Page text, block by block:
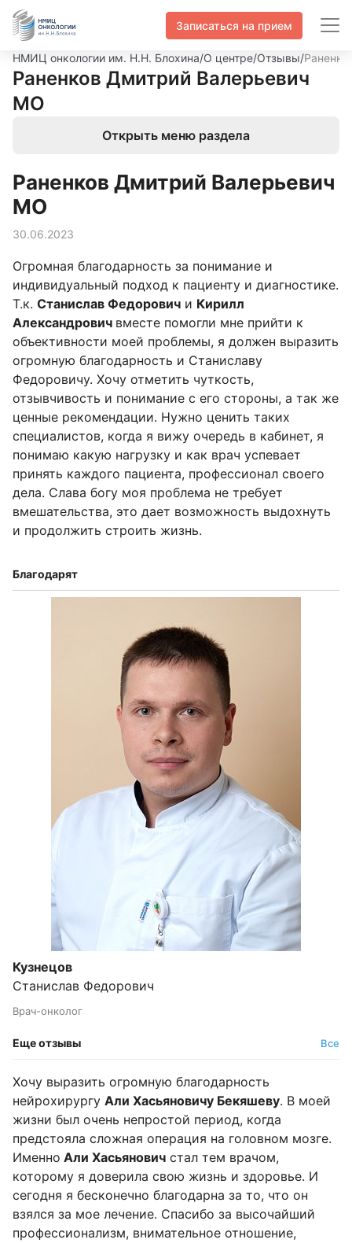
Записаться на прием
НМИЦ онкологии им. Н.Н. Блохина/О центре/Отзывы/
Раненков Дмитрий Валерьевич
МО
Открыть меню раздела
Раненков Дмитрий Валерьевич
МО
30.06.2023
Огромная благодарность за понимание и
индивидуальный подход к пациенту и диагностике.
Т.к. Станислав Федорович и Кирилл
Александрович вместе помогли мне прийти к
объективности моей проблемы, я должен выразить
огромную благодарность и Станиславу
Федоровичу. Хочу отметить чуткость,
отзывчивость и понимание с его стороны, а так же
ценные рекомендации. Нужно ценить таких
специалистов, когда я вижу очередь в кабинет, я
понимаю какую нагрузку и как врач успевает
принять каждого пациента, профессионал своего
дела. Слава богу моя проблема не требует
вмешательства, это дает возможность выдохнуть
и продолжить строить жизнь.
Благодарят
Кузнецов
Станислав Федорович
Врач-онколог
Еще отзывы Все
Хочу выразить огромную благодарность
нейрохирургу Али Хасьяновичу Бекяшеву. В моей
жизни был очень непростой период, когда
предстояла сложная операция на головном мозге.
Именно Али Хасьянович стал тем врачом,
которому я доверила свою жизнь и здоровье. И
сегодня я бесконечно благодарна за то, что он
взялся за мое лечение. Спасибо за высочайший
профессионализм, внимательное отношение,